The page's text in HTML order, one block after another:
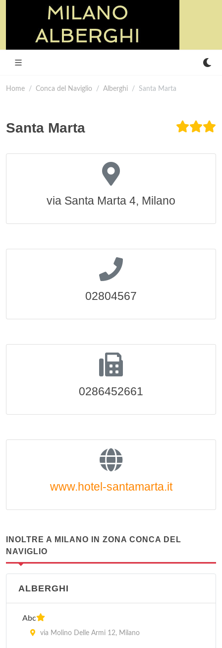
Home Conca del Naviglio Alberghi Santa Marta
Santa Marta
via Santa Marta 4, Milano
02804567
0286452661
www.hotel-santamarta.it
INOLTRE A MILANO IN ZONA CONCA DEL
NAVIGLIO
ALBERGHI
Abc
via Molino Delle Armi 12, Milano